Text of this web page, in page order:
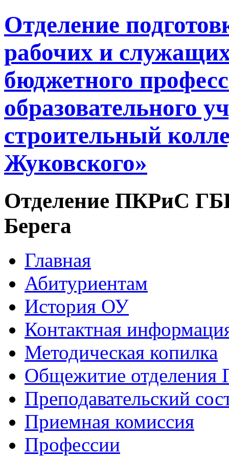
Отделение
рабочих и служащих
бюджетного
образовательного
строительный
Жуковского»
Отделение ПКРиС
Берега
Главная
Абитуриентам
История ОУ
Контактная
Методическая копилка
Общежитие
Преподавательский
Приемная комиссия
Профессии